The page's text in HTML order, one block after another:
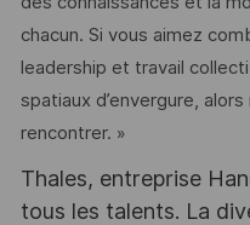
chacun. Si vous aimez
leadership et travail
spatiaux d’envergure,
rencontrer. »
Thales, entreprise
tous les talents. La